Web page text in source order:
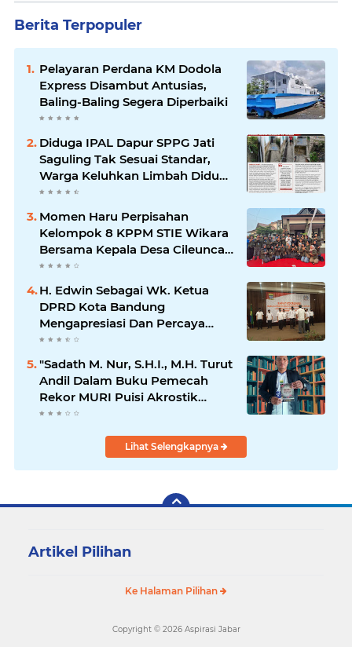
Berita Terpopuler
Pelayaran Perdana KM Dodola
Express Disambut Antusias,
Baling-Baling Segera Diperbaiki
Diduga IPAL Dapur SPPG Jati
Saguling Tak Sesuai Standar,
Warga Keluhkan Limbah Diduga
Mengalir ke Sungai
Momen Haru Perpisahan
Kelompok 8 KPPM STIE Wikara
Bersama Kepala Desa Cileunca
di Kecamatan Bojong
H. Edwin Sebagai Wk. Ketua
DPRD Kota Bandung
Mengapresiasi Dan Percaya
Penuh Kepada Kepemimpinan
Merdi Hajiji Sebagai ketua DPD
Lpm Kota Bandung Periode
2021-2026
"Sadath M. Nur, S.H.I., M.H. Turut
Andil Dalam Buku Pemecah
Rekor MURI Puisi Akrostik
Terbanyak
Lihat Selengkapnya
Artikel Pilihan
Ke Halaman Pilihan
Copyright © 2026 Aspirasi Jabar